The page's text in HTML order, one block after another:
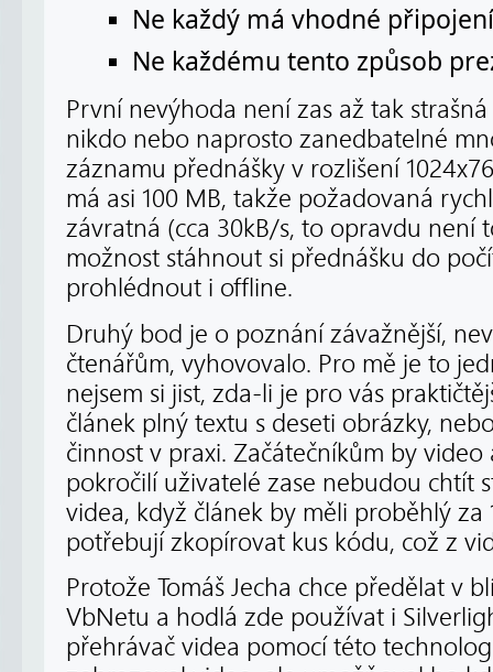
Ne každý má vhodné
Ne každému tento způsob
První nevýhoda není zas až tak
nikdo nebo naprosto zanedbatelné
záznamu přednášky v rozlišení
má asi 100 MB, takže požadovaná
závratná (cca 30kB/s, to opravdu není
možnost stáhnout si přednášku do
prohlédnout i offline.
Druhý bod je o poznání závažnější,
čtenářům, vyhovovalo. Pro mě je to
nejsem si jist, zda-li je pro vás
článek plný textu s deseti obrázky,
činnost v praxi. Začátečníkům by video
pokročilí uživatelé zase nebudou chtít
videa, když článek by měli proběhlý za
potřebují zkopírovat kus kódu, což z
Protože Tomáš Jecha chce předělat v
VbNetu a hodlá zde používat i
přehrávač videa pomocí této